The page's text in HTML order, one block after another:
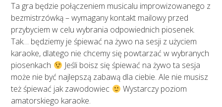
Ta gra będzie połączeniem musicalu improwizowanego z
bezmistrzówką – wymagany kontakt mailowy przed
przybyciem w celu wybrania odpowiednich piosenek.
Tak… będziemy je śpiewać na żywo na sesji z użyciem
karaoke, dlatego nie chcemy się powtarzać w wybranych
piosenkach
Jeśli boisz się śpiewać na żywo ta sesja
może nie być najlepszą zabawą dla ciebie. Ale nie musisz
też śpiewać jak zawodowiec
Wystarczy poziom
amatorskiego karaoke.